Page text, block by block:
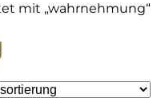
mit „wahrnehmung“